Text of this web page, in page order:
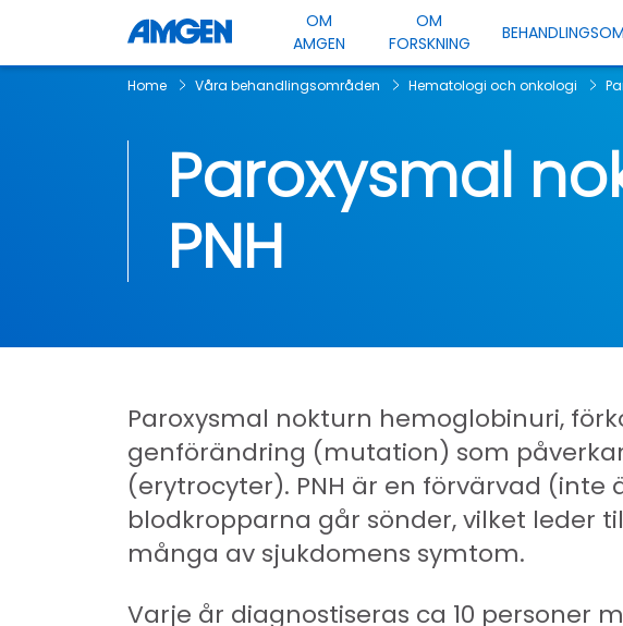
OM
AMGEN
OM
FORSKNING
Home Våra behandlingsområden Hematologi och onkologi
Paroxysmal
PNH
Paroxysmal nokturn hemoglobinuri,
genförändring (mutation) som
(erytrocyter). PNH är en förvärvad
blodkropparna går sönder, vilket leder
många av sjukdomens symtom.
Varje år diagnostiseras ca 10 personer